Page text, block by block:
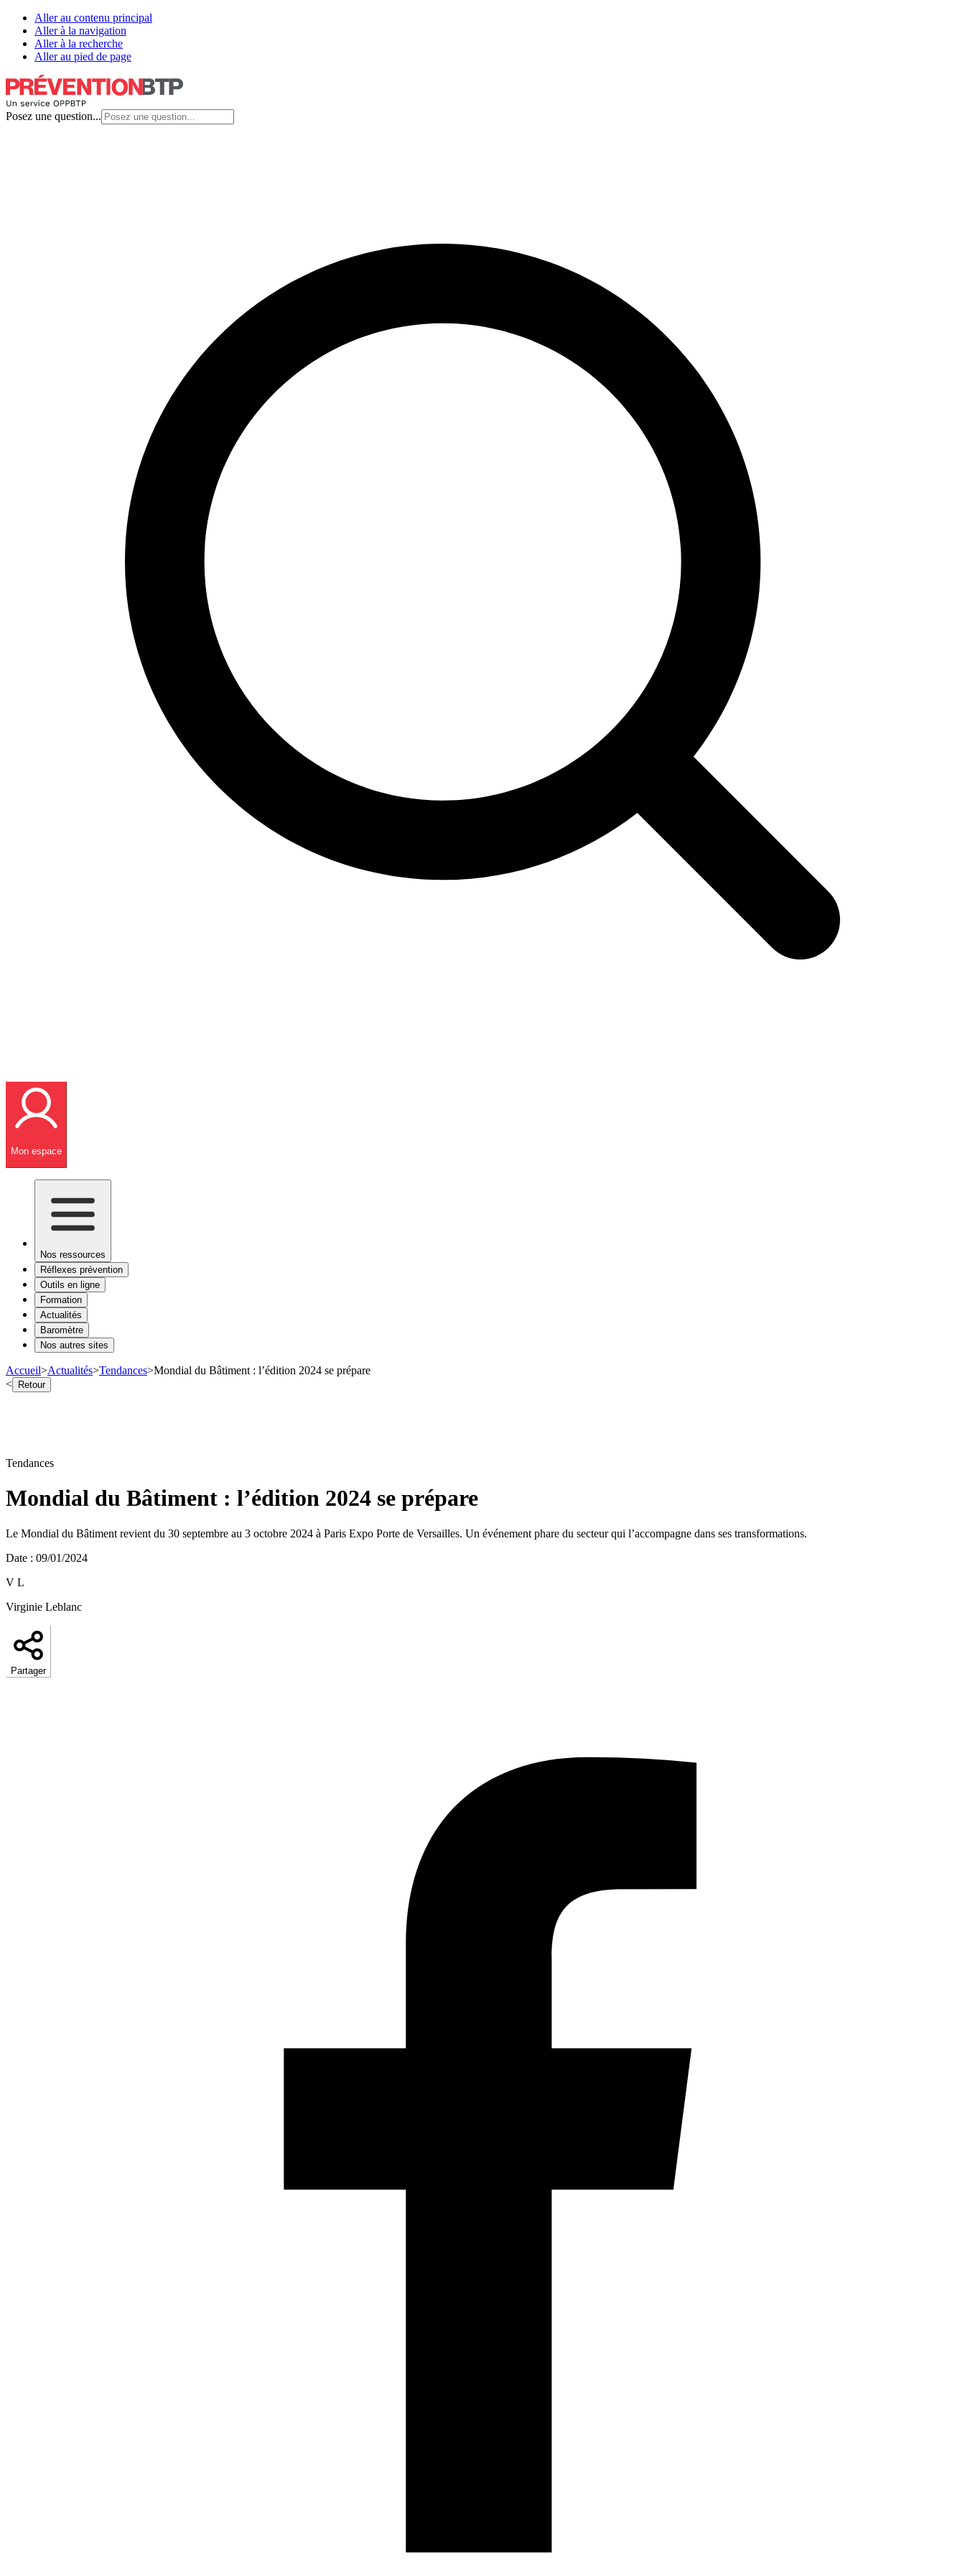
Aller au contenu principal
Aller à la navigation
Aller à la recherche
Aller au pied de page
Posez une question...
Mon espace
Nos ressources
Réflexes prévention
Outils en ligne
Formation
Actualités
Baromètre
Nos autres sites
Accueil>Actualités>Tendances>Mondial du Bâtiment : l’édition 2024 se prépare
< Retour
Tendances
Mondial du Bâtiment : l’édition 2024 se prépare
Le Mondial du Bâtiment revient du 30 septembre au 3 octobre 2024 à Paris Expo Porte de Versailles. Un événement phare du secteur qui l’accompagne dans ses transformations.
Date : 09/01/2024
V L
Virginie Leblanc
Partager